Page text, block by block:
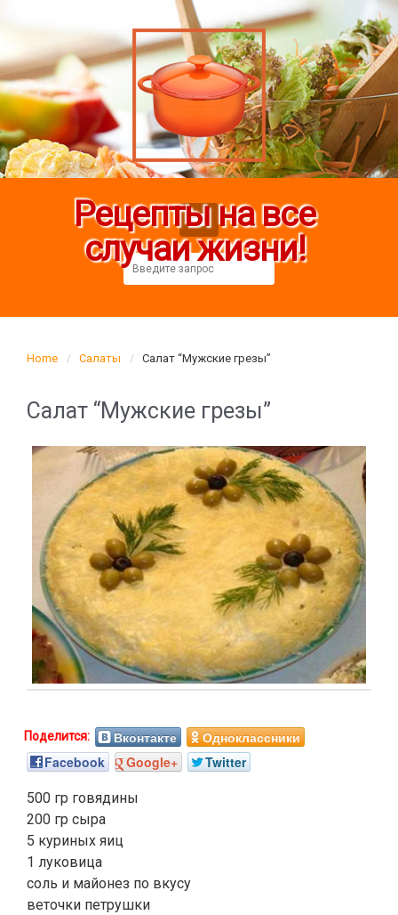
Рецепты на все
случаи жизни!
Home Салаты Салат “Мужские грезы”
Салат “Мужские грезы”
Вконтакте
Одноклассники
Facebook
Google+ Twitter
500 гр говядины
200 гр сыра
5 куриных яиц
1 луковица
соль и майонез по вкусу
веточки петрушки